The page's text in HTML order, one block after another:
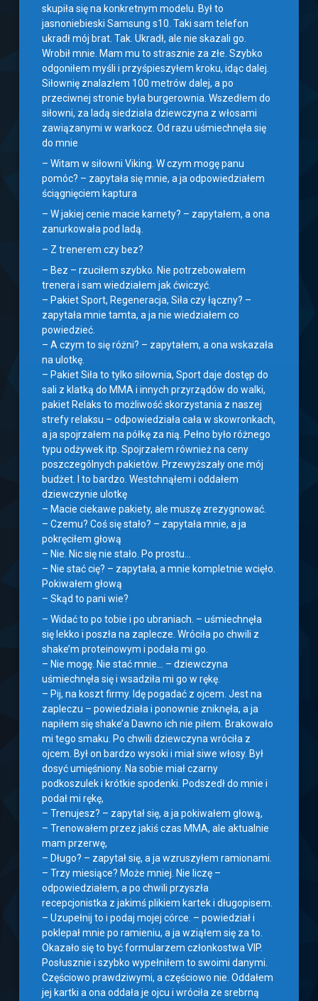
skupiła się na konkretnym modelu. Był to
jasnoniebieski Samsung s10. Taki sam telefon
ukradł mój brat. Tak. Ukradł, ale nie skazali go.
Wrobił mnie. Mam mu to strasznie za złe. Szybko
odgoniłem myśli i przyśpieszyłem kroku, idąc dalej.
Siłownię znalazłem 100 metrów dalej, a po
przeciwnej stronie była burgerownia. Wszedłem do
siłowni, za ladą siedziała dziewczyna z włosami
zawiązanymi w warkocz. Od razu uśmiechnęła się
do mnie
– Witam w siłowni Viking. W czym mogę panu
pomóc? – zapytała się mnie, a ja odpowiedziałem
ściągnięciem kaptura
– W jakiej cenie macie karnety? – zapytałem, a ona
zanurkowała pod ladą.
– Z trenerem czy bez?
– Bez – rzuciłem szybko. Nie potrzebowałem
trenera i sam wiedziałem jak ćwiczyć.
– Pakiet Sport, Regeneracja, Siła czy łączny? –
zapytała mnie tamta, a ja nie wiedziałem co
powiedzieć.
– A czym to się różni? – zapytałem, a ona wskazała
na ulotkę.
– Pakiet Siła to tylko siłownia, Sport daje dostęp do
sali z klatką do MMA i innych przyrządów do walki,
pakiet Relaks to możliwość skorzystania z naszej
strefy relaksu – odpowiedziała cała w skowronkach,
a ja spojrzałem na półkę za nią. Pełno było różnego
typu odżywek itp. Spojrzałem również na ceny
poszczególnych pakietów. Przewyższały one mój
budżet. I to bardzo. Westchnąłem i oddałem
dziewczynie ulotkę
– Macie ciekawe pakiety, ale muszę zrezygnować.
– Czemu? Coś się stało? – zapytała mnie, a ja
pokręciłem głową
– Nie. Nic się nie stało. Po prostu…
– Nie stać cię? – zapytała, a mnie kompletnie wcięło.
Pokiwałem głową
– Skąd to pani wie?
– Widać to po tobie i po ubraniach. – uśmiechnęła
się lekko i poszła na zaplecze. Wróciła po chwili z
shake’m proteinowym i podała mi go.
– Nie mogę. Nie stać mnie… – dziewczyna
uśmiechnęła się i wsadziła mi go w rękę.
– Pij, na koszt firmy. Idę pogadać z ojcem. Jest na
zapleczu – powiedziała i ponownie zniknęła, a ja
napiłem się shake’a Dawno ich nie piłem. Brakowało
mi tego smaku. Po chwili dziewczyna wróciła z
ojcem. Był on bardzo wysoki i miał siwe włosy. Był
dosyć umięśniony. Na sobie miał czarny
podkoszulek i krótkie spodenki. Podszedł do mnie i
podał mi rękę,
– Trenujesz? – zapytał się, a ja pokiwałem głową,
– Trenowałem przez jakiś czas MMA, ale aktualnie
mam przerwę,
– Długo? – zapytał się, a ja wzruszyłem ramionami.
– Trzy miesiące? Może mniej. Nie liczę –
odpowiedziałem, a po chwili przyszła
recepcjonistka z jakimś plikiem kartek i długopisem.
– Uzupełnij to i podaj mojej córce. – powiedział i
poklepał mnie po ramieniu, a ja wziąłem się za to.
Okazało się to być formularzem członkostwa VIP.
Posłusznie i szybko wypełniłem to swoimi danymi.
Częściowo prawdziwymi, a częściowo nie. Oddałem
jej kartki a ona oddała je ojcu i wróciła ze srebrną